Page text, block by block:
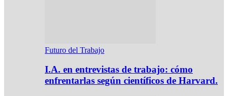
Futuro del Trabajo
I.A. en entrevistas de trabajo: cómo
enfrentarlas según científicos de Harvard.